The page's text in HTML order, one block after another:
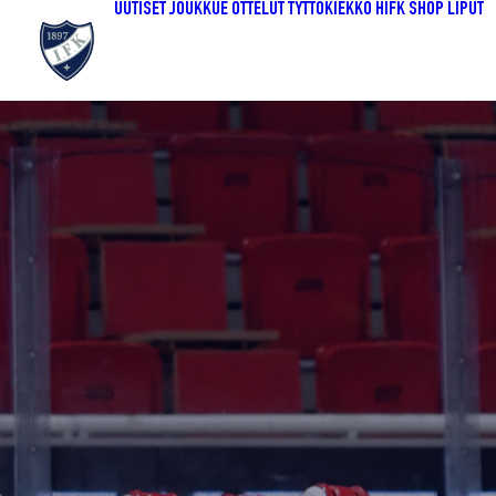
UUTISETJOUKKUE OTTELUTTYTTÖKIEKKO HIFK SHOP LIPUT